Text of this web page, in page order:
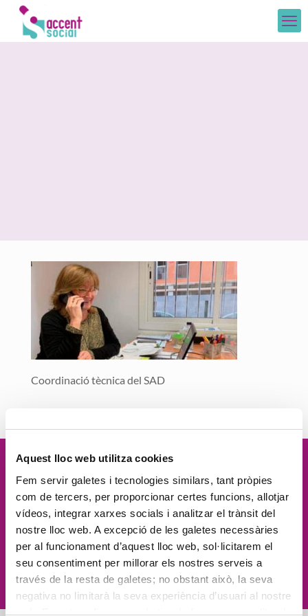
Aquest lloc web utilitza cookies
Fem servir galetes i tecnologies similars, tant pròpies
com de tercers, per proporcionar certes funcions, allotjar
vídeos, integrar xarxes socials i analitzar el trànsit del
nostre lloc web. A excepció de les galetes necessàries
per al funcionament d’aquest lloc web, sol·licitarem el
seu consentiment per millorar els nostres serveis a
través de la resta de galetes; no obstant això, la seva
negativa no limitarà la seva experiència d’usuari al nostre
web. En pot configurar o rebutjar de forma personalitzada
Coordinació tècnica del SAD
Vetllem per ladignitatde les
persones, elcompromís social, la
proximitat, l'excel·lènciai la
innovació